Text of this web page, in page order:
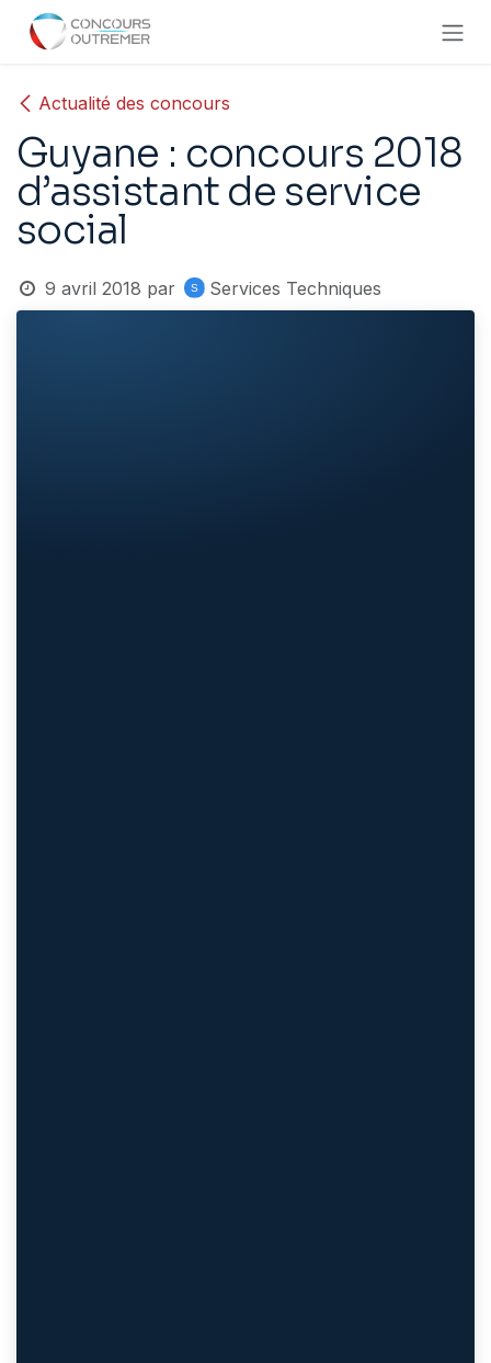
Se rendre au contenu
Actualité des concours
Guyane : concours 2018
d’assistant de service
social
9 avril 2018 par Services Techniques